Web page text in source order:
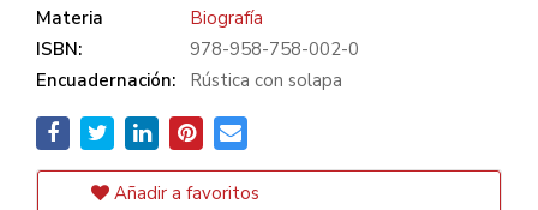
Materia
Biografía
ISBN:
978-958-758-002-0
Encuadernación:
Rústica con solapa
Añadir a favoritos